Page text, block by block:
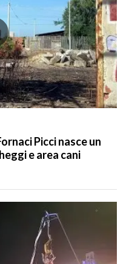
Picci nasce un
e area cani